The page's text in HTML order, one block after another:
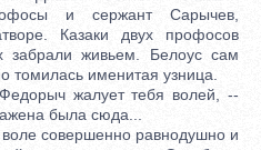
и сержант Сарычев,
Казаки двух профосов
забрали живьем. Белоус сам
томилась именитая узница.
жалует тебя волей, --
была сюда...
совершенно равнодушно и